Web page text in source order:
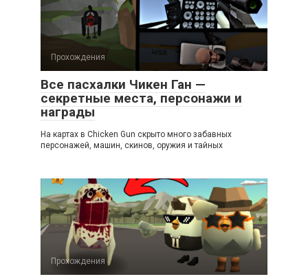
Прохождения
Все пасхалки Чикен Ган —
секретные места, персонажи и
награды
На картах в Chicken Gun скрыто много забавных
персонажей, машин, скинов, оружия и тайных
Прохождения